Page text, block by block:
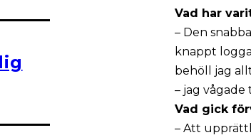
Vad har
– Den
knappt
behöll jag
– jag
Vad gick
– Att